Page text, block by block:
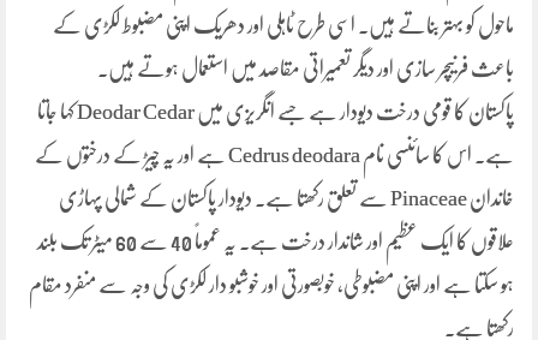
ماحول کو بہتر بناتے ہیں۔ اسی طرح ٹاہلی اور دھریک اپنی مضبوط لکڑی کے
باعث فرنیچر سازی اور دیگر تعمیراتی مقاصد میں استعمال ہوتے ہیں۔
پاکستان کا قومی درخت دیودار ہے جسے انگریزی میں Deodar Cedar کہا جاتا
ہے۔ اس کا سائنسی نام Cedrus deodara ہے اور یہ چیڑ کے درختوں کے
خاندان Pinaceae سے تعلق رکھتا ہے۔ دیودار پاکستان کے شمالی پہاڑی
علاقوں کا ایک عظیم اور شاندار درخت ہے۔ یہ عموماً 40 سے 60 میٹر تک بلند
ہو سکتا ہے اور اپنی مضبوطی، خوبصورتی اور خوشبو دار لکڑی کی وجہ سے منفرد مقام
رکھتا ہے۔